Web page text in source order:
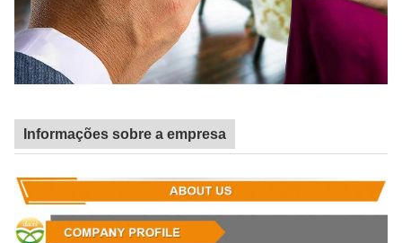
Informações sobre a empresa